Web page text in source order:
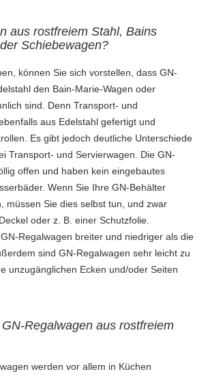
aus rostfreiem Stahl, Bains
Schiebewagen?
können Sie sich vorstellen, dass GN-
den Bain-Marie-Wagen oder
sind. Denn Transport- und
aus Edelstahl gefertigt und
Es gibt jedoch deutliche Unterschiede
Transport- und Servierwagen. Die GN-
offen und haben kein eingebautes
Wenn Sie Ihre GN-Behälter
müssen Sie dies selbst tun, und zwar
oder z. B. einer Schutzfolie.
Regalwagen breiter und niedriger als die
sind GN-Regalwagen sehr leicht zu
unzugänglichen Ecken und/oder Seiten
Regalwagen aus rostfreiem
werden vor allem in Küchen